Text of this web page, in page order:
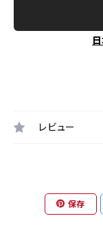
レビュー
保存